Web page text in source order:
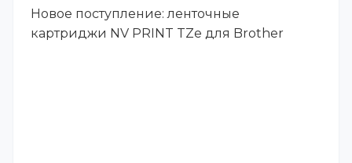
Новое поступление: ленточные
картриджи NV PRINT TZe для Brother